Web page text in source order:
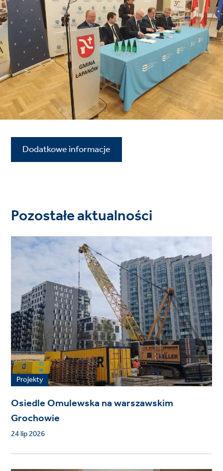
Dodatkowe informacje
Pozostałe aktualności
Projekty
Osiedle Omulewska na warszawskim
Grochowie
24 lip 2026